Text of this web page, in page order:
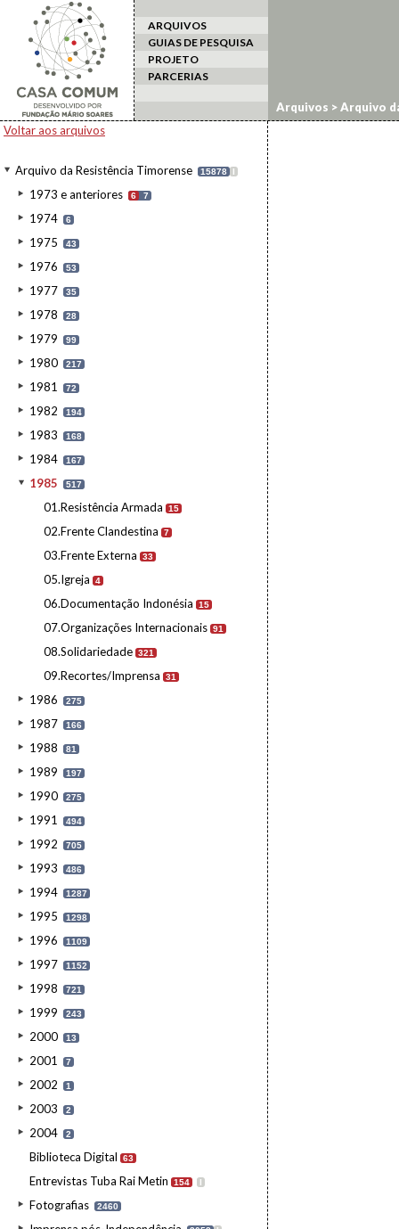
ARQUIVOS
GUIAS DE PESQUISA
PROJETO
PARCERIAS
Voltar aos arquivos
Arquivo da Resistência Timorense 15878 I
1973 e anteriores 6 7
1974 6
1975 43
1976 53
1977 35
1978 28
1979 99
1980 217
1981 72
1982 194
1983 168
1984 167
1985 517
01.Resistência Armada 15
02.Frente Clandestina 7
03.Frente Externa 33
05.Igreja 4
06.Documentação Indonésia 15
07.Organizações Internacionais 91
08.Solidariedade 321
09.Recortes/Imprensa 31
1986 275
1987 166
1988 81
1989 197
1990 275
1991 494
1992 705
1993 486
1994 1287
1995 1298
1996 1109
1997 1152
1998 721
1999 243
2000 13
2001 7
2002 1
2003 2
2004 2
Biblioteca Digital 63
Entrevistas Tuba Rai Metin 154 I
Fotografias 2460
Arquivos >Arquivo